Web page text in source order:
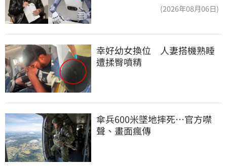
(2026年08月06日)
幸好幼女換位　人妻搭機熟睡
遭揉臀噴精
傘兵600米墜地摔死…官方噤
聲、畫面瘋傳